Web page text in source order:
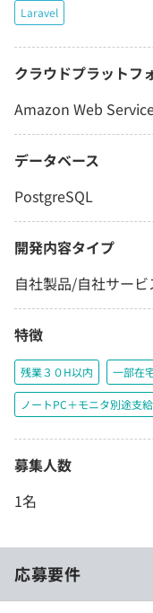
Laravel
クラウドプラットフ
Amazon Web
データベース
PostgreSQL
開発内容タイプ
自社製品/自社サー
特徴
残業３０H以内 一部在
ノートPC＋モニタ別途支給
募集人数
1名
応募要件